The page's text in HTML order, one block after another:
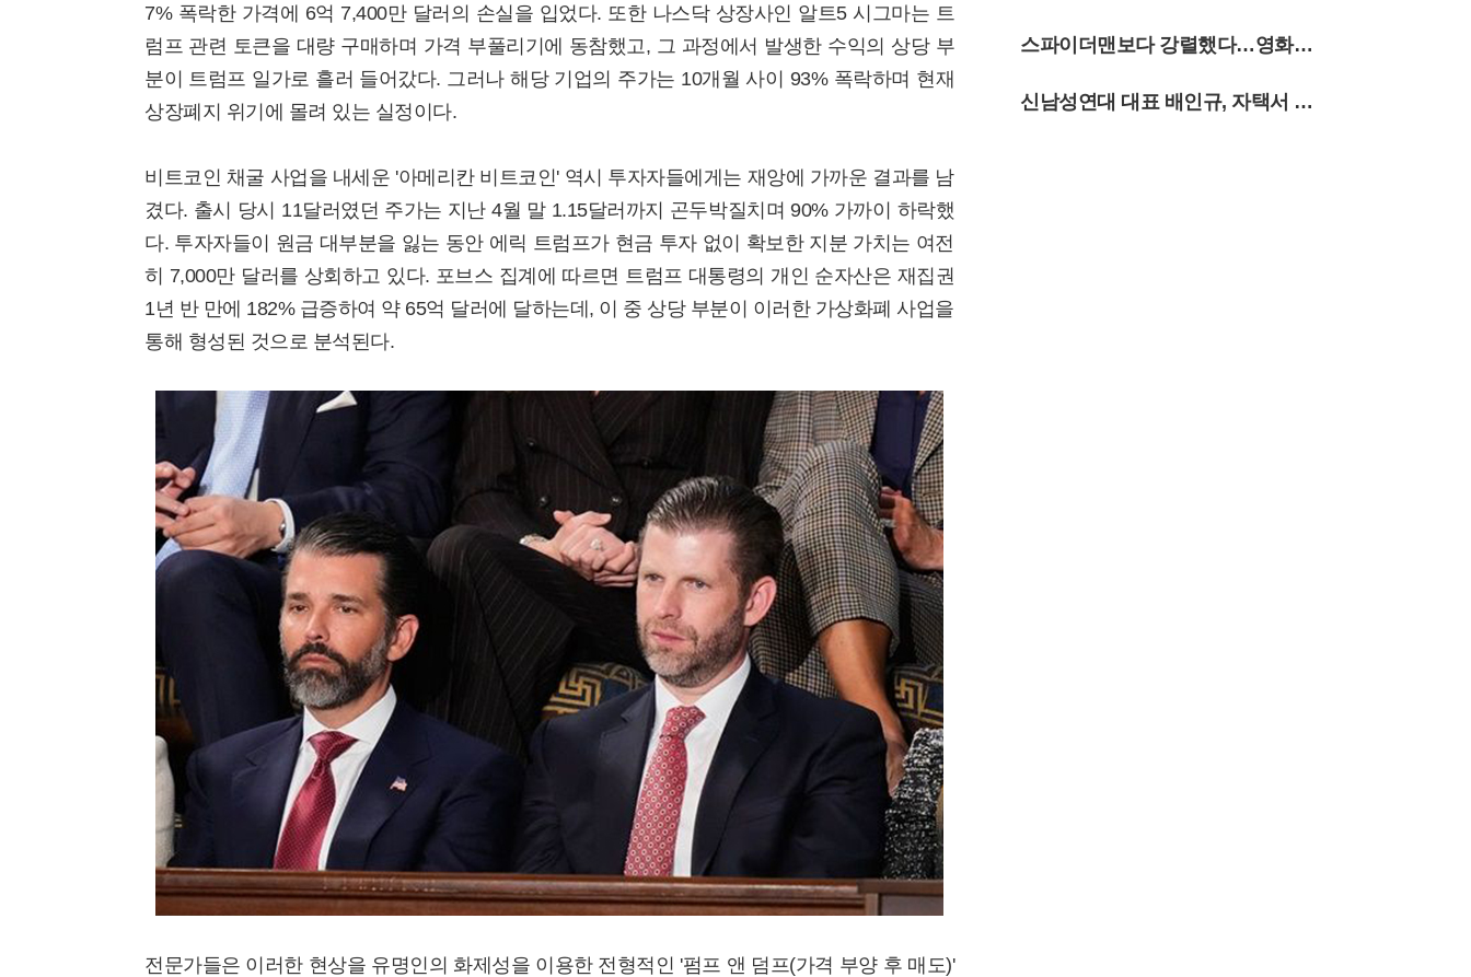
7% 폭락한 가격에 6억 7,400만 달러의 손실을 입었다. 또한 나스닥 상장사인 알트5 시그마는 트
럼프 관련 토큰을 대량 구매하며 가격 부풀리기에 동참했고, 그 과정에서 발생한 수익의 상당 부
분이 트럼프 일가로 흘러 들어갔다. 그러나 해당 기업의 주가는 10개월 사이 93% 폭락하며 현재
상장폐지 위기에 몰려 있는 실정이다.
비트코인 채굴 사업을 내세운 '아메리칸 비트코인' 역시 투자자들에게는 재앙에 가까운 결과를 남
겼다. 출시 당시 11달러였던 주가는 지난 4월 말 1.15달러까지 곤두박질치며 90% 가까이 하락했
다. 투자자들이 원금 대부분을 잃는 동안 에릭 트럼프가 현금 투자 없이 확보한 지분 가치는 여전
히 7,000만 달러를 상회하고 있다. 포브스 집계에 따르면 트럼프 대통령의 개인 순자산은 재집권
1년 반 만에 182% 급증하여 약 65억 달러에 달하는데, 이 중 상당 부분이 이러한 가상화폐 사업을
통해 형성된 것으로 분석된다.
전문가들은 이러한 현상을 유명인의 화제성을 이용한 전형적인 '펌프 앤 덤프(가격 부양 후 매도)'
만에 가격 현실화
스파이더맨보다 강렬했다…영화관
초토화시킨 ‘악취 방귀’의 정체
신남성연대 대표 배인규, 자택서 숨